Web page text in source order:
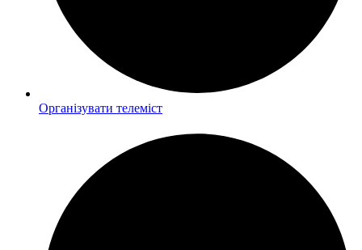
Організувати телеміст